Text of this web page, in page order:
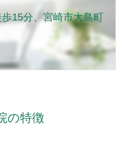
15分、 宮崎市大島町
の特徴